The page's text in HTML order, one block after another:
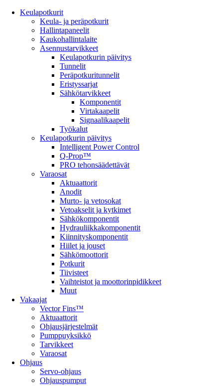
Keulapotkurit
Keula- ja peräpotkurit
Hallintapaneelit
Kaukohallintalaite
Asennustarvikkeet
Keulapotkurin päivitys
Tunnelit
Peräpotkuritunnelit
Eristyssarjat
Sähkötarvikkeet
Komponentit
Virtakaapelit
Signaalikaapelit
Työkalut
Keulapotkurin päivitys
Intelligent Power Control
Q-Prop™
PRO tehonsäädettävät
Varaosat
Aktuaattorit
Anodit
Murto- ja vetosokat
Vetoakselit ja kytkimet
Sähkökomponentit
Hydrauliikkakomponentit
Kiinnityskomponentit
Hiilet ja jouset
Sähkömoottorit
Potkurit
Tiivisteet
Vaihteistot ja moottorinpidikkeet
Muut
Vakaajat
Vector Fins™
Aktuaattorit
Ohjausjärjestelmät
Pumppuyksikkö
Tarvikkeet
Varaosat
Ohjaus
Servo-ohjaus
Ohjauspumput